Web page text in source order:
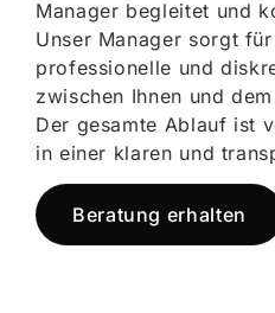
Manager begleitet und
Unser Manager sorgt
professionelle und
zwischen Ihnen und
Der gesamte Ablauf ist
in einer klaren und
Beratung erhalten